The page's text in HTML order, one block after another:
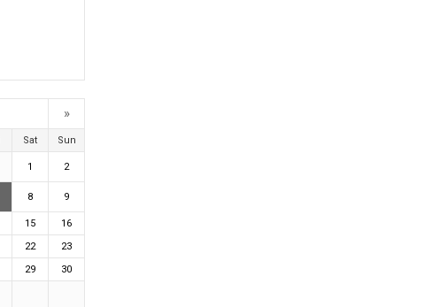
»
Sat Sun
1 2
8 9
15
16
22
23
29 30